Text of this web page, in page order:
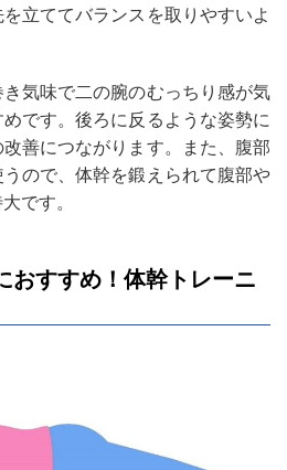
立ててバランスを取りやすいよ
気味で二の腕のむっちり感が気
です。後ろに反るような姿勢に
善につながります。また、腹部
ので、体幹を鍛えられて腹部や
です。
おすすめ！体幹トレーニ